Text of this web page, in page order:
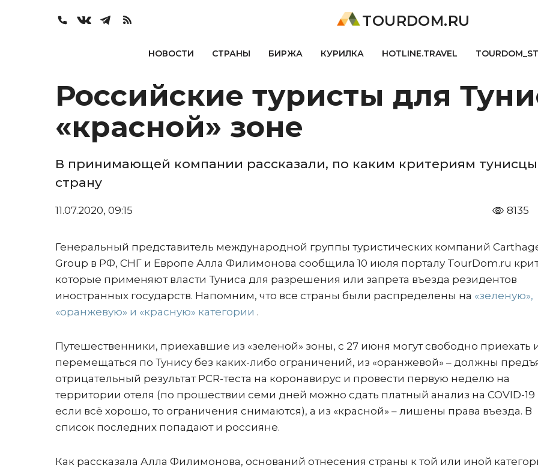
TOURDOM.RU
НОВОСТИ СТРАНЫ БИРЖА КУРИЛКА HOTLINE.TRAVEL
Российские туристы для
«красной» зоне
В принимающей компании рассказали, по каким критериям тунисцы
страну
11.07.2020, 09:15 8135
Генеральный представитель международной группы туристических компаний
Group в РФ, СНГ и Европе Алла Филимонова сообщила 10 июля порталу TourDom.ru
которые применяют власти Туниса для разрешения или запрета въезда резидентов
иностранных государств. Напомним, что все страны были распределены на «зеленую»,
«оранжевую» и «красную» категории .
Путешественники, приехавшие из «зеленой» зоны, с 27 июня могут свободно приехать
перемещаться по Тунису без каких-либо ограничений, из «оранжевой» – должны
отрицательный результат PCR-теста на коронавирус и провести первую неделю на
территории отеля (по прошествии семи дней можно сдать платный анализ на COVID-19
если всё хорошо, то ограничения снимаются), а из «красной» – лишены права въезда. В
список последних попадают и россияне.
Как рассказала Алла Филимонова, оснований отнесения страны к той или иной